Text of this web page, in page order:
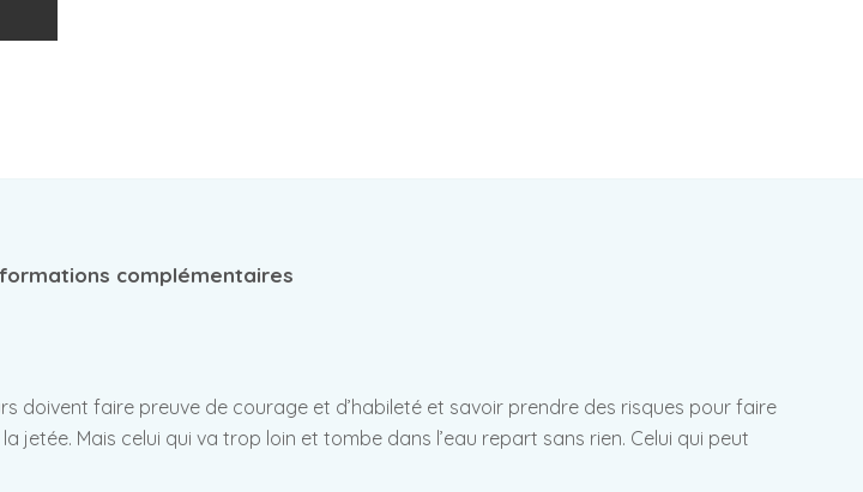
complémentaires
doivent faire preuve de courage et d’habileté et savoir prendre des risques pour faire
Mais celui qui va trop loin et tombe dans l’eau repart sans rien. Celui qui peut